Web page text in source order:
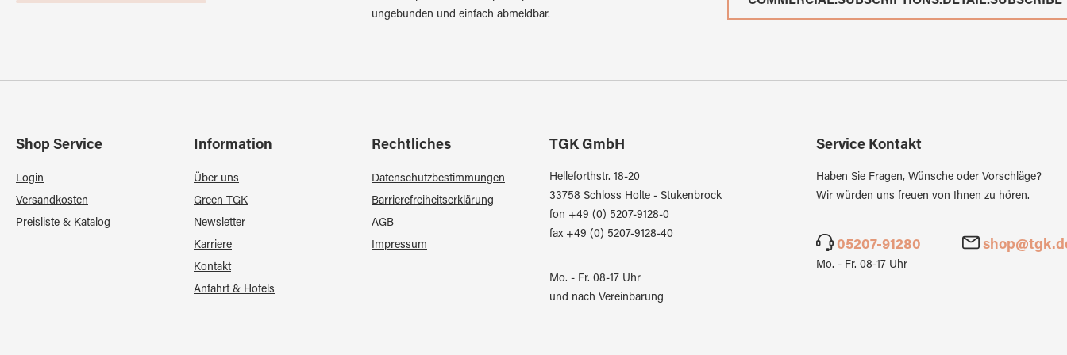
ungebunden und einfach abmeldbar.
Shop Service
Login
Versandkosten
Preisliste & Katalog
Information
Über uns
Green TGK
Newsletter
Karriere
Kontakt
Anfahrt & Hotels
Rechtliches
Datenschutzbestimmungen
Barrierefreiheitserklärung
AGB
Impressum
TGK GmbH
Helleforthstr. 18-20
33758 Schloss Holte - Stukenbrock
fon +49 (0) 5207-9128-0
fax +49 (0) 5207-9128-40
Mo. - Fr. 08-17 Uhr
und nach Vereinbarung
Service Kontakt
Haben Sie Fragen, Wünsche oder Vorschläge?
Wir würden uns freuen von Ihnen zu hören.
05207-91280
Mo. - Fr. 08-17 Uhr